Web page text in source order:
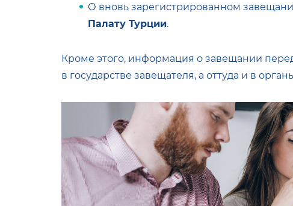
О вновь зарегистрированном
Палату Турции.
Кроме этого, информация о завещании
в государстве завещателя, а оттуда и в